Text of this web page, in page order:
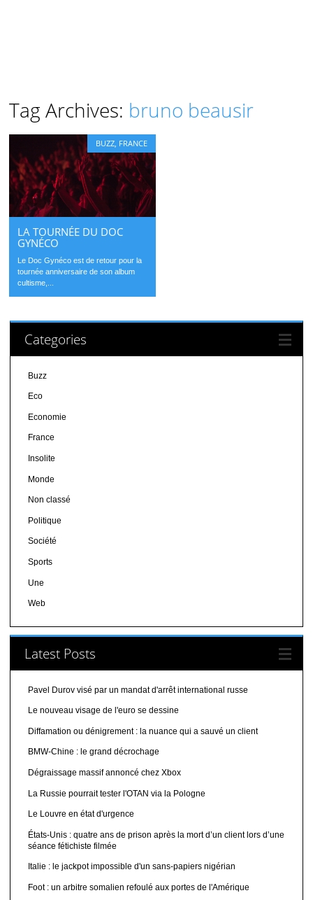
Tag Archives: bruno beausir
BUZZ FRANCE
LA TOURNÉE DU DOC
GYNÉCO
Le Doc Gynéco est de retour pour la
tournée anniversaire de son album
cultisme,...
Categories
Buzz
Eco
Economie
France
Insolite
Monde
Non classé
Politique
Société
Sports
Une
Web
Latest Posts
Pavel Durov visé par un mandat d'arrêt international russe
Le nouveau visage de l'euro se dessine
Diffamation ou dénigrement : la nuance qui a sauvé un client
BMW-Chine : le grand décrochage
Dégraissage massif annoncé chez Xbox
La Russie pourrait tester l'OTAN via la Pologne
Le Louvre en état d'urgence
États-Unis : quatre ans de prison après la mort d’un client lors d’une
séance fétichiste filmée
Italie : le jackpot impossible d'un sans-papiers nigérian
Foot : un arbitre somalien refoulé aux portes de l'Amérique